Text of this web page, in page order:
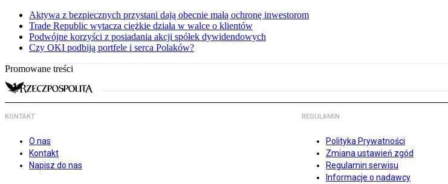
Aktywa z bezpiecznych przystani dają obecnie małą ochronę inwestorom
Trade Republic wytacza ciężkie działa w walce o klientów
Podwójne korzyści z posiadania akcji spółek dywidendowych
Czy OKI podbiją portfele i serca Polaków?
Promowane treści
KONTAKT
O nas
Kontakt
Napisz do nas
REGULAMIN
Polityka Prywatności
Zmiana ustawień zgód
Regulamin serwisu
Informacje o nadawcy